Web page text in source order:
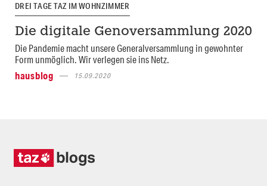
DREI TAGE TAZ IM WOHNZIMMER
Die digitale Genoversammlung 2020
Die Pandemie macht unsere Generalversammlung in gewohnter
Form unmöglich. Wir verlegen sie ins Netz.
hausblog
15.09.2020